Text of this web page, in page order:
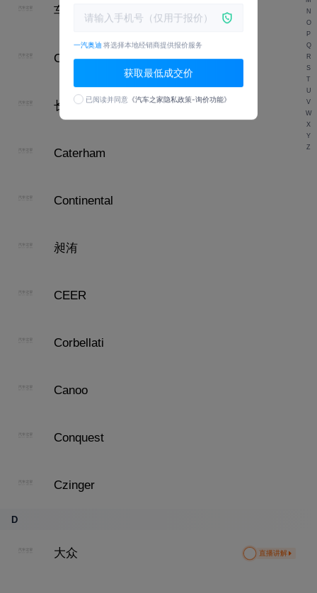
N
O
P
Q
R
S
T
U
V
W
X
Y
Z
车驰汽车
Cupra
长江EV
Caterham
Continental
昶洧
CEER
Corbellati
Canoo
Conquest
Czinger
D
大众 直播讲解
一汽奥迪 将选择本地经销商提供报价服务
获取最低成交价
已阅读并同意 《汽车之家隐私政策-询价功能》